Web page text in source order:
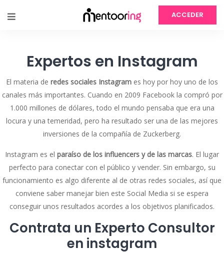
ACCEDER
Expertos en Instagram
El materia de redes sociales Instagram es hoy por hoy uno de los
canales más importantes. Cuando en 2009 Facebook la compró por
1.000 millones de dólares, todo el mundo pensaba que era una
locura y una temeridad, pero ha resultado ser una de las mejores
inversiones de la compañía de Zuckerberg.
Instagram es el paraíso de los influencers y de las marcas. El lugar
perfecto para conectar con el público y vender. Sin embargo, su
funcionamiento es algo diferente al de otras redes sociales, así que
conviene saber manejar bien este Social Media si se espera
conseguir unos resultados acordes a los objetivos planificados.
Contrata un Experto Consultor
en instagram